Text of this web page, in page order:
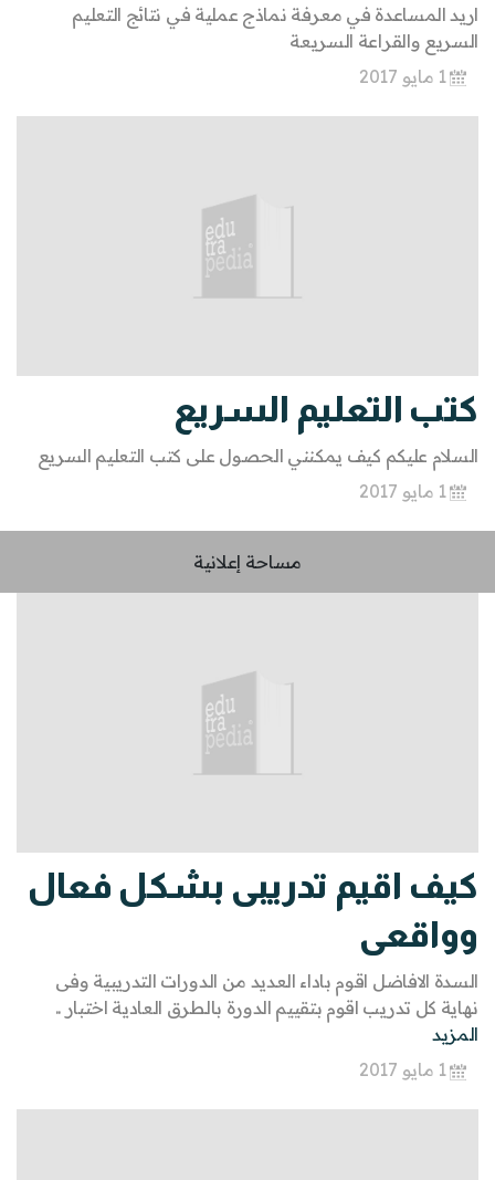
اريد المساعدة في معرفة نماذج عملية في نتائج التعليم
السريع والقراعة السريعة
1 مايو 2017
كتب التعليم السريع
السلام عليكم كيف يمكنني الحصول على كتب التعليم السريع
1 مايو 2017
مساحة إعلانية
كيف اقيم تدريبى بشكل فعال
وواقعى
السدة الافاضل اقوم باداء العديد من الدورات التدريبية وفى
نهاية كل تدريب اقوم بتقييم الدورة بالطرق العادية اختبار ..
المزيد
1 مايو 2017